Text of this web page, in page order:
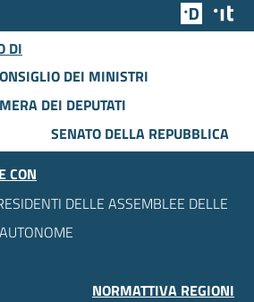
Team
DI
DEI MINISTRI
DEI DEPUTATI
SENATO DELLA REPUBBLICA
CON
DELLE ASSEMBLEE DELLE
NORMATTIVA REGIONI